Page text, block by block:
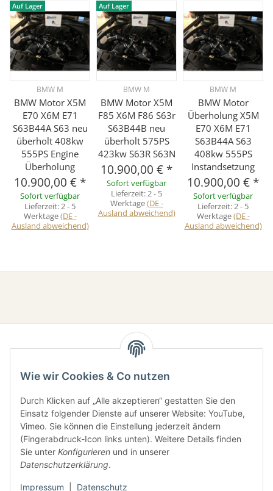
Auf Lager
BMW M
BMW Motor X5M
E70 X6M E71
S63B44A S63 neu
überholt 408kw
555PS Engine
Überholung
10.900,00 € *
Sofort verfügbar
Lieferzeit:2 - 5
Werktage(DE -
Ausland abweichend)
Auf Lager
BMW M
BMW Motor X5M
F85 X6M F86 S63r
S63B44B neu
überholt 575PS
423kw S63R S63N
10.900,00 € *
Sofort verfügbar
Lieferzeit:2 - 5
Werktage(DE -
Ausland abweichend)
BMW M
BMW Motor
Überholung X5M
E70 X6M E71
S63B44A S63
408kw 555PS
Instandsetzung
10.900,00 € *
Sofort verfügbar
Lieferzeit:2 - 5
Werktage(DE -
Ausland abweichend)
Gesetzliche Informationen
Informationen
Wie wir Cookies & Co nutzen
Durch Klicken auf „Alle akzeptieren“ gestatten Sie den
Einsatz folgender Dienste auf unserer Website: YouTube,
Vimeo. Sie können die Einstellung jederzeit ändern
(Fingerabdruck-Icon links unten). Weitere Details finden
Sie unter Konfigurieren und in unserer
Datenschutzerklärung.
Impressum Datenschutz